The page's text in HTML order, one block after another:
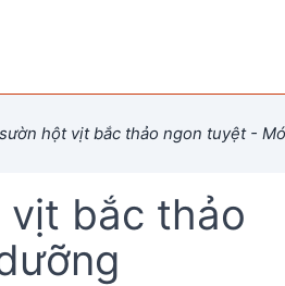
hột vịt bắc thảo ngon tuyệt -
vịt bắc thảo